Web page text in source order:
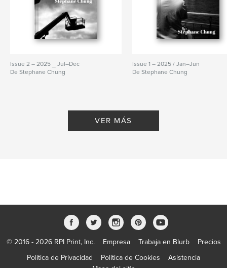
Issue 2 – 2025 _ Jul–Dec
De Stephane Chung
Issue 1 – 2025 / Jan–Jun
De Stephane Chung
VER MÁS
© 2016 - 2026 RPI Print, Inc. Empresa Trabaja en Blurb
Precios
Política de Privacidad
Política de Cookies
Asistencia